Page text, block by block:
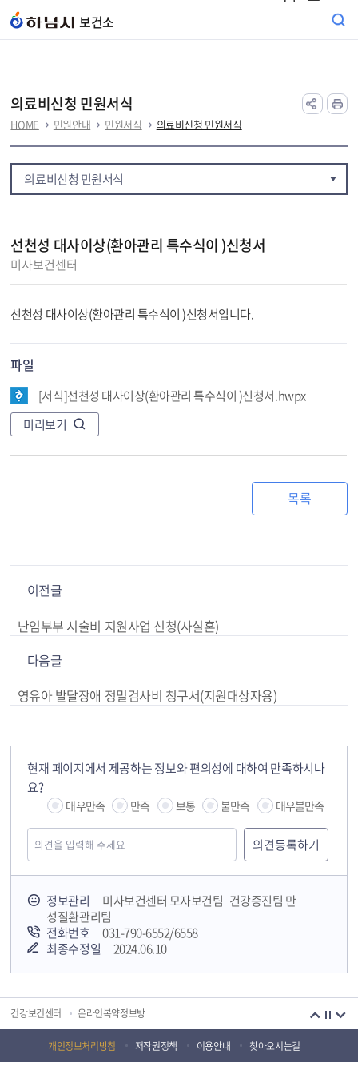
보건소
의료비신청 민원서식
HOME 민원안내 민원서식 의료비신청 민원서식
의료비신청 민원서식
선천성 대사이상(환아관리 특수식이 )신청서
미사보건센터
선천성 대사이상(환아관리 특수식이 )신청서입니다.
파일
[서식]선천성 대사이상(환아관리 특수식이 )신청서.hwpx
미리보기
목록
이전글
난임부부 시술비 지원사업 신청(사실혼)
다음글
영유아 발달장애 정밀검사비 청구서(지원대상자용)
현재 페이지에서 제공하는 정보와 편의성에 대하여 만족하시나
요?
매우만족 만족 보통 불만족 매우불만족
정보관리
미사보건센터 모자보건팀 건강증진팀 만
성질환관리팀
전화번호
031-790-6552/6558
최종수정일
2024.06.10
하남시정신건강복지센터(부설 자살예방센터)
건강보건센터 온라인복약정보방
경기도감염병관리지원단 한국건강증진재단
개인정보처리방침 저작권정책 이용안내 찾아오시는길